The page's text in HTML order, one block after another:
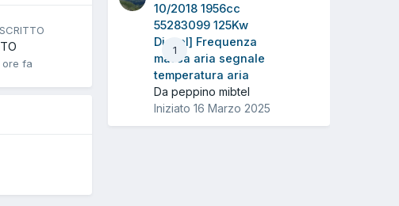
ore fa
1
10/2018 1956cc
55283099 125Kw
Diesel] Frequenza
massa aria segnale
temperatura aria
Da peppino mibtel
Iniziato 16 Marzo 2025